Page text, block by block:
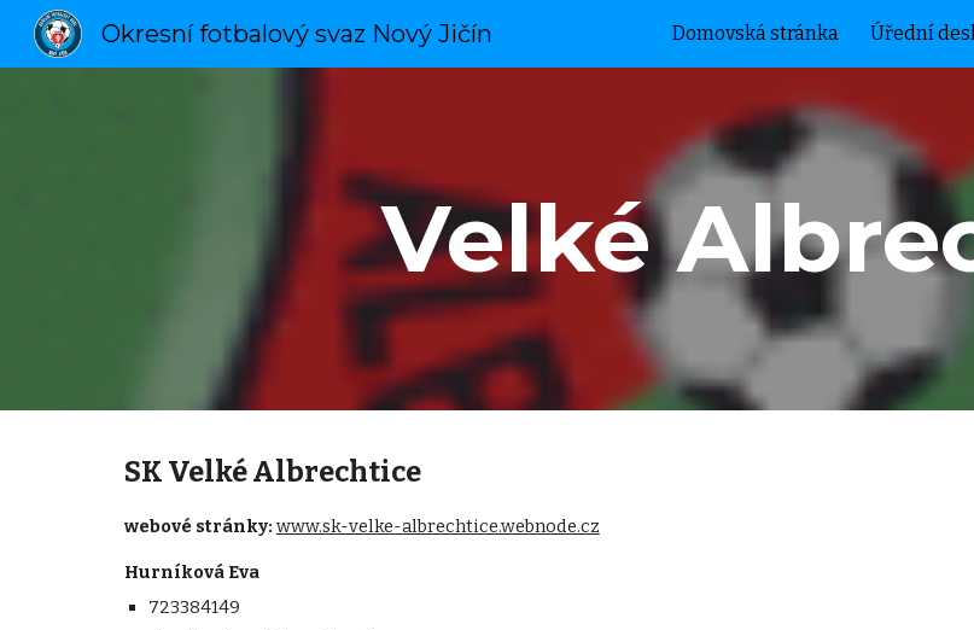
Skip to main content
Okresní fotbalový svaz Nový Jičín Domovská stránka Úřední
Velké
SK Velké Albrechtice
webové stránky: www.sk-velke-albrechtice.webnode.cz
Hurníková Eva
723384149